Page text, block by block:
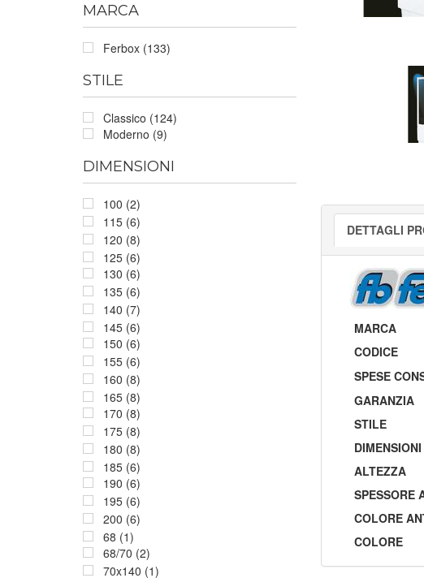
MARCA
Ferbox (133)
STILE
Classico (124)
Moderno (9)
DIMENSIONI
100 (2)
115 (6)
120 (8)
125 (6)
130 (6)
135 (6)
140 (7)
145 (6)
150 (6)
155 (6)
160 (8)
165 (8)
170 (8)
175 (8)
180 (8)
185 (6)
190 (6)
195 (6)
200 (6)
68 (1)
68/70 (2)
70x140 (1)
DETTAGLI
MARCA
CODICE
SPESE
GARANZIA
STILE
DIMENSIONI
ALTEZZA
SPESSORE
COLORE
COLORE